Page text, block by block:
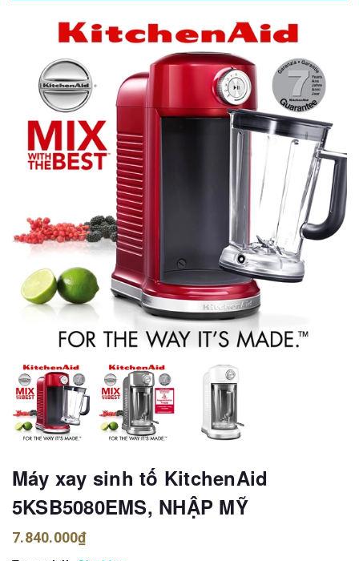
Máy xay sinh tố KitchenAid
5KSB5080EMS, NHẬP MỸ
7.840.000₫